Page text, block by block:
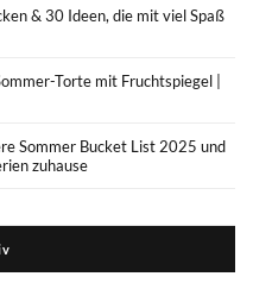
& 30 Ideen, die mit viel Spaß
Torte mit Fruchtspiegel |
Sommer Bucket List 2025 und
zuhause